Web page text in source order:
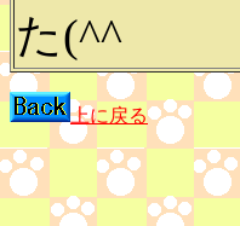
た(^^ゞ
上に戻る